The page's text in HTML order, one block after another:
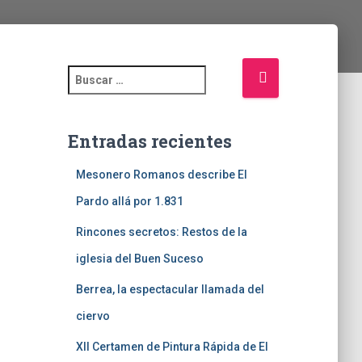
Entradas recientes
Mesonero Romanos describe El
Pardo allá por 1.831
Rincones secretos: Restos de la
iglesia del Buen Suceso
Berrea, la espectacular llamada del
ciervo
XII Certamen de Pintura Rápida de El